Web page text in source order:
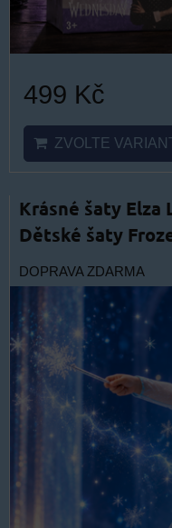
499 Kč
ZVOLTE
Krásné šaty
Dětské šaty
DOPRAVA ZDARMA